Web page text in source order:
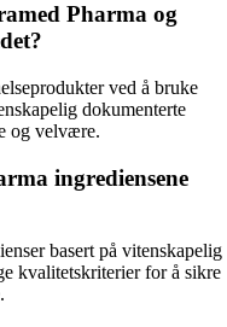
Pharma og
ved å bruke
dokumenterte
og velvære.
ingrediensene
basert på vitenskapelig
kvalitetskriterier for å sikre